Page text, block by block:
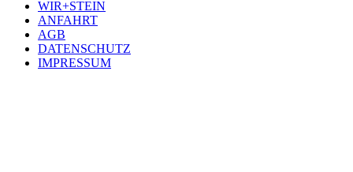
WIR+STEIN
ANFAHRT
AGB
DATENSCHUTZ
IMPRESSUM